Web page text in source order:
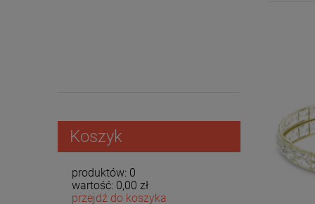
Koszyk
produktów: 0
wartość: 0,00 zł
przejdź do koszyka